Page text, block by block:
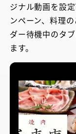
ジナル動画を設
ンペーン、料理
ダー待機中のタ
ます。